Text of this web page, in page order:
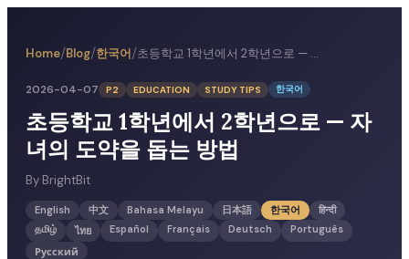
Home/Blog/한국어/ 초등학교 1학년에서 2학년으로 — 자녀의 도약을 돕는 방법
2026-04-07 P2 EDUCATION STUDY TIPS 한국어
초등학교 1학년에서 2학년으로 — 자
녀의 도약을 돕는 방법
By BrightBit
English 中文 Bahasa Melayu 日本語 한국어
हिन्दी
தமிழ்
ไทย Español Français Deutsch
Português
Русский